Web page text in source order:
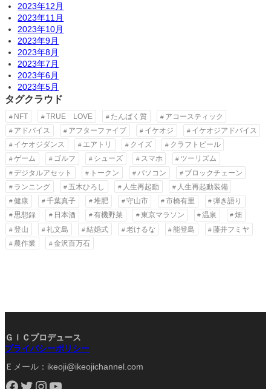
2023年12月
2023年11月
2023年10月
2023年9月
2023年8月
2023年7月
2023年6月
2023年5月
タグクラウド
NFT TRUE LOVE たんぱく質
アコースティック
アドバイス
アフターファイブ イケオジ
イケオジアドバイス
イケオジダンス
エアトリ クイズ
クラフトビール
ゲーム
ゴルフ シューズ スマホ
ツーリズム
デジタルアセット
トークン パソコン
ブロックチェーン
ランニング
五木ひろし 人生再起動
人生再起動装備
健康
千葉真子 堆肥 守山市 市橋有里
弾き語り
思想録
日本酒 有機野菜 東京マラソン 温泉
畑
登山
礼文島 結婚式 老けるな 能登島
藤井フミヤ
農作業
金沢百万石
ＧＩＣプロデュース
プライバシーポリシー
Ｅメール：ikeoji@ikeojichannel.com
Facebook Twitter Instagram YouTube